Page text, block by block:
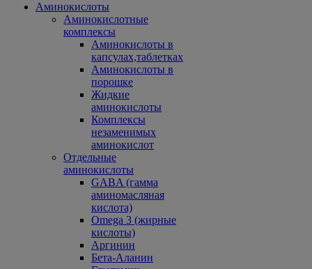
Аминокислоты
Аминокислотные
комплексы
Аминокислоты в
капсулах,таблетках
Аминокислоты в
порошке
Жидкие
аминокислоты
Комплексы
незаменимых
аминокислот
Отдельные
аминокислоты
GABA (гамма
аминомасляная
кислота)
Omega 3 (жирные
кислоты)
Аргинин
Бета-Аланин